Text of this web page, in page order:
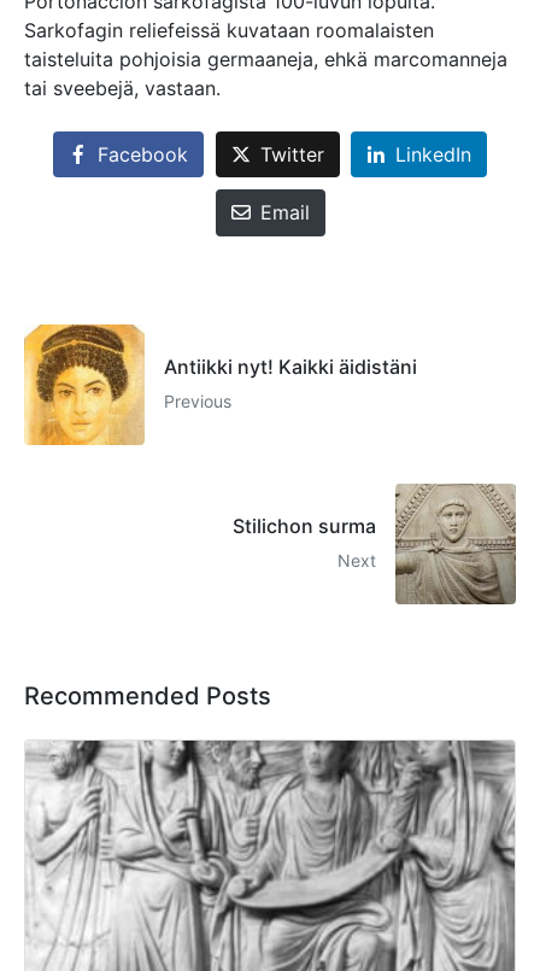
Sarkofagin reliefeissä kuvataan roomalaisten
taisteluita pohjoisia germaaneja, ehkä marcomanneja
tai sveebejä, vastaan.
Facebook Twitter LinkedIn
Email
Antiikki nyt! Kaikki äidistäni
Previous
Stilichon surma
Next
Recommended Posts